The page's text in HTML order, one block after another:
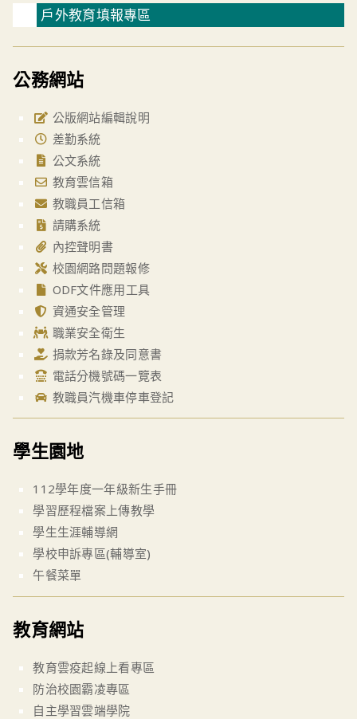
戶外教育填報專區
公務網站
公版網站編輯說明
差勤系統
公文系統
教育雲信箱
教職員工信箱
請購系統
內控聲明書
校園網路問題報修
ODF文件應用工具
資通安全管理
職業安全衛生
捐款芳名錄及同意書
電話分機號碼一覽表
教職員汽機車停車登記
學生園地
112學年度一年級新生手冊
學習歷程檔案上傳教學
學生生涯輔導網
學校申訴專區(輔導室)
午餐菜單
教育網站
教育雲疫起線上看專區
防治校園霸凌專區
自主學習雲端學院